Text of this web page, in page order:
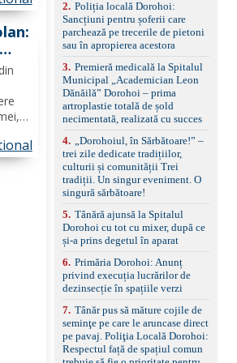
de
reglaj lombar electric
pentru șofer și pasager
Volan multifuncțional
îmbrăcat în piele, cu
treptelor Adaptive cruise
control, asistent
schimbare bandă și
menținere bandă Faruri
bi-xenon adaptive cu
funcție Cornering,
asistent fază lungă
automată , lumini de zi
LED, proiectoare ceață
LED, spălătoare faruri
față/spate, cameră
marșarier Keyless entry
& start, geamuri electrice
electrice, încălzite și
rabatabile Sistem hands-
free, Bluetooth, USB
Sistem start/stop, frână
de parcare electrică,
anvelope vară runflat
Control presiune pneuri,
filtru de particule,
2. Poliția locală Dorohoi:
Sancțiuni pentru șoferii care
parchează pe trecerile de pietoni
sau în apropierea acestora
3. Premieră medicală la Spitalul
Municipal „Academician Leon
Dănăilă” Dorohoi – prima
artroplastie totală de șold
necimentată, realizată cu succes
4.
„Dorohoiul, în Sărbătoare!” –
trei zile dedicate tradițiilor,
culturii și comunității Trei
tradiții. Un singur eveniment. O
singură sărbătoare!
5. Tânără ajunsă la Spitalul
Dorohoi cu tot cu mixer, după ce
și-a prins degetul în aparat
6. Primăria Dorohoi: Anunț
privind execuția lucrărilor de
dezinsecție în spațiile verzi
7. Tânăr pus să măture cojile de
seminţe pe care le aruncase direct
pe pavaj. Poliţia Locală Dorohoi:
Respectul față de spațiul comun